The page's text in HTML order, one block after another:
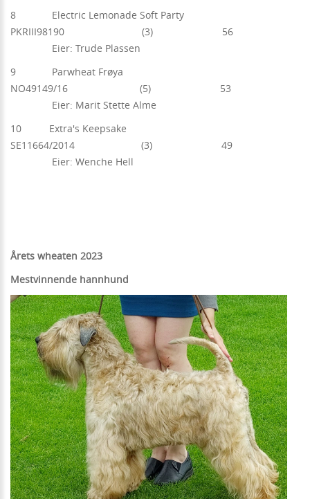
8 Electric Lemonade Soft Party
PKRIII98190 (3) 56
Eier: Trude Plassen
9 Parwheat Frøya
NO49149/16 (5) 53
Eier: Marit Stette Alme
10 Extra's Keepsake
SE11664/2014 (3) 49
Eier: Wenche Hell
Årets wheaten 2023
Mestvinnende hannhund